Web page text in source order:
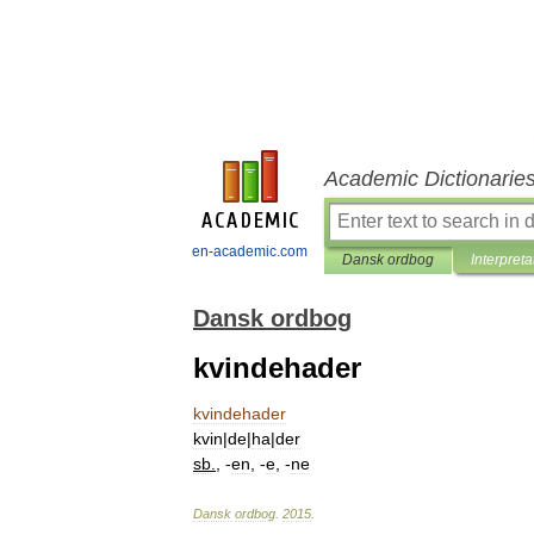
en-academic.com
Academic
Dansk ordbog
Dansk ordbog
kvindehader
kvindehader
kvin|de|ha|der
sb
, -en , -e , -ne
Dansk ordbog 2015